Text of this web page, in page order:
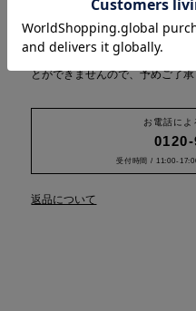
オンラインストアでのお買い物
とができませんので、予めご了
お電話によ
受付時間 / 11:00-
返品について